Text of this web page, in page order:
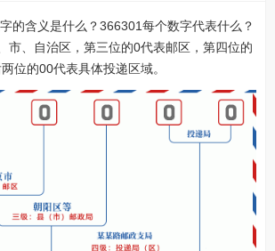
的含义是什么？366301每个数字代表什么？
市、自治区，第三位的0代表邮区，第四位的
位的00代表具体投递区域。